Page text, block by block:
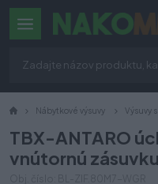
Nábytkové výsuvy Výsuvy
TBX-ANTARO
vnútornú